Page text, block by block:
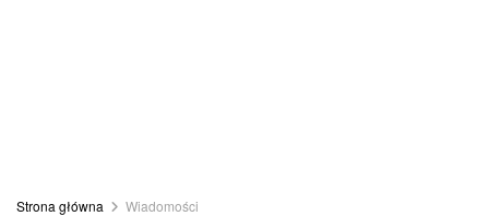
Strona główna Wiadomości